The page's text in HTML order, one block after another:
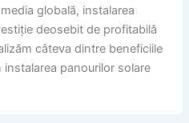
globală, instalarea
deosebit de profitabilă
câteva dintre beneficiile
panourilor solare